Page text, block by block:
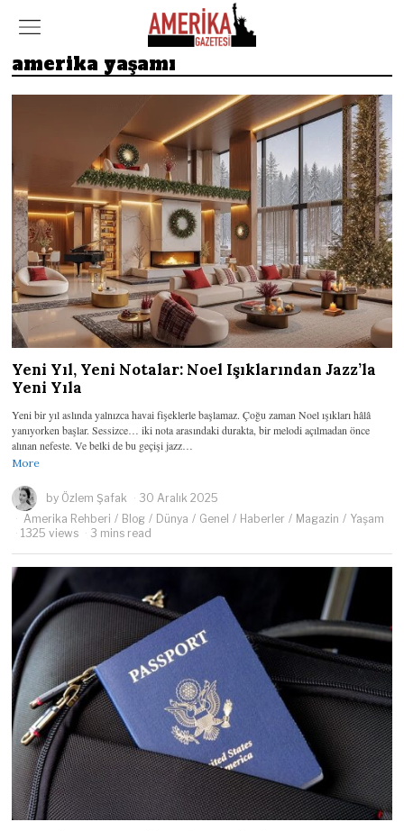
amerika yaşamı
Yeni Yıl, Yeni Notalar: Noel Işıklarından Jazz’la
Yeni Yıla
Yeni bir yıl aslında yalnızca havai fişeklerle başlamaz. Çoğu zaman Noel ışıkları hâlâ
yanıyorken başlar. Sessizce… iki nota arasındaki durakta, bir melodi açılmadan önce
alınan nefeste. Ve belki de bu geçişi jazz…
More
by Özlem Şafak
30 Aralık 2025
Amerika Rehberi / Blog / Dünya / Genel / Haberler / Magazin / Yaşam
1325 views
3 mins read